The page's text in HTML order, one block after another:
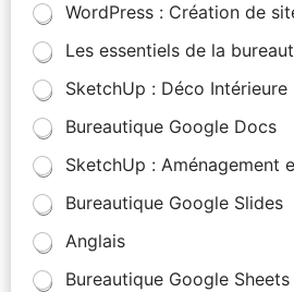
WordPress : Création de
Les essentiels de la
SketchUp : Déco Intérieure
Bureautique Google Docs
SketchUp : Aménagement
Bureautique Google Slides
Anglais
Bureautique Google Sheets